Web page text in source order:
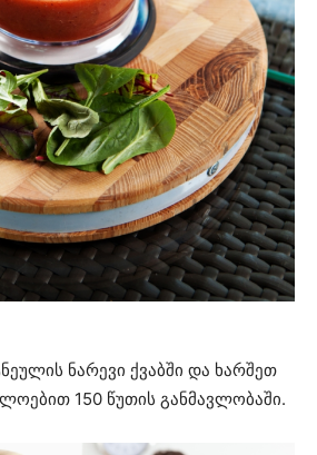
ნარევი ქვაბში და ხარშეთ
150 წუთის განმავლობაში.